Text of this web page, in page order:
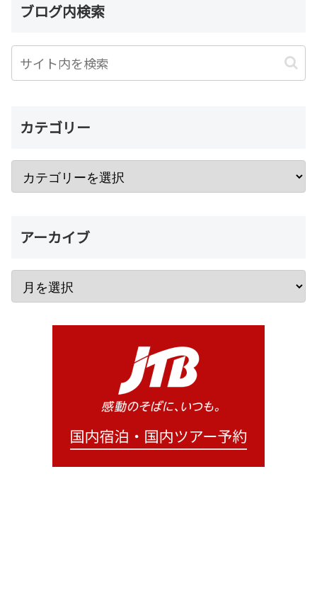
ブログ内検索
カテゴリー
アーカイブ